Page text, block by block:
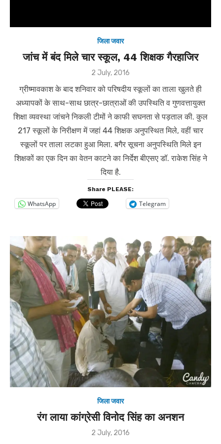
जिला जवार
जांच में बंद मिले चार स्कूल, 44 शिक्षक गैरहाजिर
Posted
2 July, 2016
ग्रीष्मावकाश के बाद शनिवार को परिषदीय स्कूलों का ताला खुलते ही
अध्यापकों के साथ-साथ छात्र-छात्राओं की उपस्थिति व गुणवत्तायुक्त
शिक्षा व्यवस्था जांचने निकली टीमों ने काफी सघनता से पड़ताल की. कुल
217 स्कूलों के निरीक्षण में जहां 44 शिक्षक अनुपस्थित मिले, वहीं चार
स्कूलों पर ताला लटका हुआ मिला. बगैर सूचना अनुपस्थिति मिले इन
शिक्षकों का एक दिन का वेतन काटने का निर्देश बीएसए डॉ. राकेश सिंह ने
दिया है.
Share PLEASE:
WhatsApp Telegram
जिला जवार
रंग लाया कांग्रेसी विनोद सिंह का अनशन
Posted
2 July, 2016